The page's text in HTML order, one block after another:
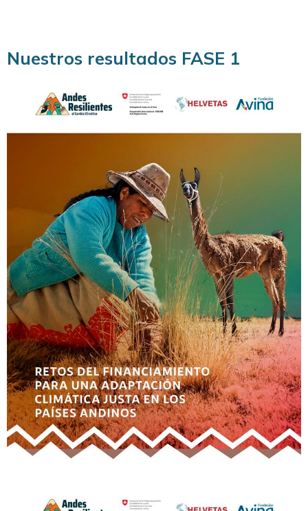
Nuestros resultados FASE 1